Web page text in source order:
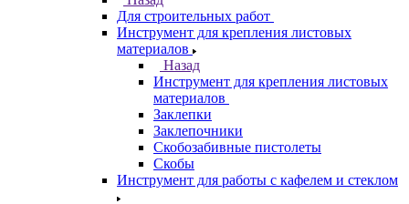
Для строительных работ
Инструмент для крепления листовых
материалов
Назад
Инструмент для крепления листовых
материалов
Заклепки
Заклепочники
Скобозабивные пистолеты
Скобы
Инструмент для работы с кафелем и стеклом